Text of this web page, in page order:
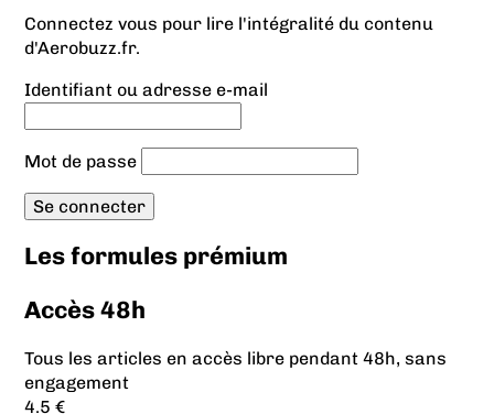
Connectez vous pour lire l'intégralité du contenu
d'Aerobuzz.fr.
Identifiant ou adresse e-mail
Mot de passe
Les formules prémium
Accès 48h
Tous les articles en accès libre pendant 48h, sans
engagement
4.5 €